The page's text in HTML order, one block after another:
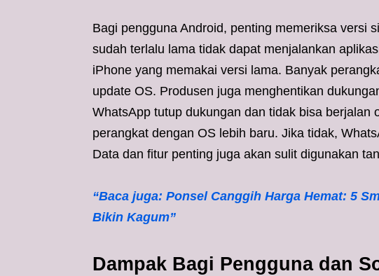
Bagi pengguna Android, penting memeriksa versi
sudah terlalu lama tidak dapat menjalankan
iPhone yang memakai versi lama. Banyak
update OS. Produsen juga menghentikan
WhatsApp tutup dukungan dan tidak bisa berjalan
perangkat dengan OS lebih baru. Jika tidak,
Data dan fitur penting juga akan sulit digunakan
“Baca juga: Ponsel Canggih Harga Hemat: 5
Bikin Kagum”
Dampak Bagi Pengguna dan